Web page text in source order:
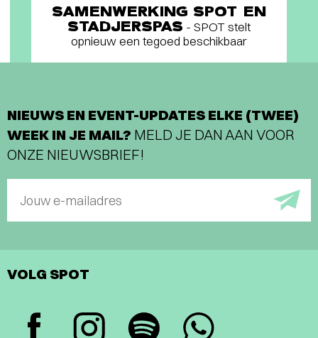
SAMENWERKING SPOT EN
STADJERSPAS - SPOT stelt
opnieuw een tegoed beschikbaar
NIEUWS EN EVENT-UPDATES ELKE (TWEE)
WEEK IN JE MAIL? MELD JE DAN AAN VOOR
ONZE NIEUWSBRIEF!
Jouw e-mailadres
VOLG SPOT